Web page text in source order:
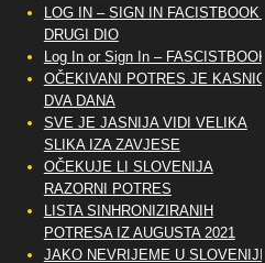
LOG IN – SIGN IN FACISTBOOK –
DRUGI DIO
Log In or Sign In – FASCISTBOOK
OČEKIVANI POTRES JE KASNIO
DVA DANA
SVE JE JASNIJA VIDI VELIKA
SLIKA IZA ZAVJESE
OČEKUJE LI SLOVENIJA
RAZORNI POTRES
LISTA SINHRONIZIRANIH
POTRESA IZ AUGUSTA 2021
JAKO NEVRIJEME U SLOVENIJI